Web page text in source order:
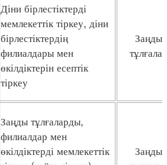
Діни бірлестіктерді
мемлекеттік тіркеу, діни
бірлестіктердің
филиалдары мен
өкілдіктерін есептік
тіркеу
Заңды
тұлғалар
Заңды тұлғаларды,
филиалдар мен
өкілдіктерді мемлекеттік
Заңды